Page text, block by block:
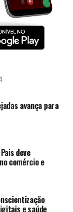
avança para
deve
comércio e
e saúde